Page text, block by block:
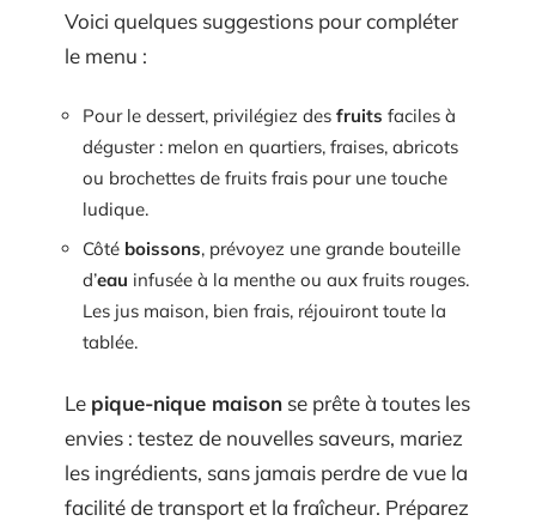
Voici quelques suggestions pour compléter
le menu :
Pour le dessert, privilégiez des fruits faciles à
déguster : melon en quartiers, fraises, abricots
ou brochettes de fruits frais pour une touche
ludique.
Côté boissons, prévoyez une grande bouteille
d’eau infusée à la menthe ou aux fruits rouges.
Les jus maison, bien frais, réjouiront toute la
tablée.
Le pique-nique maison se prête à toutes les
envies : testez de nouvelles saveurs, mariez
les ingrédients, sans jamais perdre de vue la
facilité de transport et la fraîcheur. Préparez